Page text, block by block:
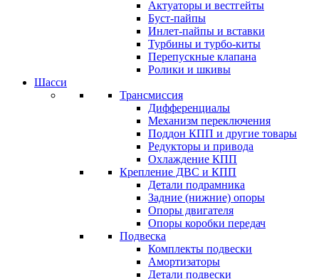
Актуаторы и вестгейты
Буст-пайпы
Инлет-пайпы и вставки
Турбины и турбо-киты
Перепускные клапана
Ролики и шкивы
Шасси
Трансмиссия
Дифференциалы
Механизм переключения
Поддон КПП и другие товары
Редукторы и привода
Охлаждение КПП
Крепление ДВС и КПП
Детали подрамника
Задние (нижние) опоры
Опоры двигателя
Опоры коробки передач
Подвеска
Комплекты подвески
Амортизаторы
Детали подвески